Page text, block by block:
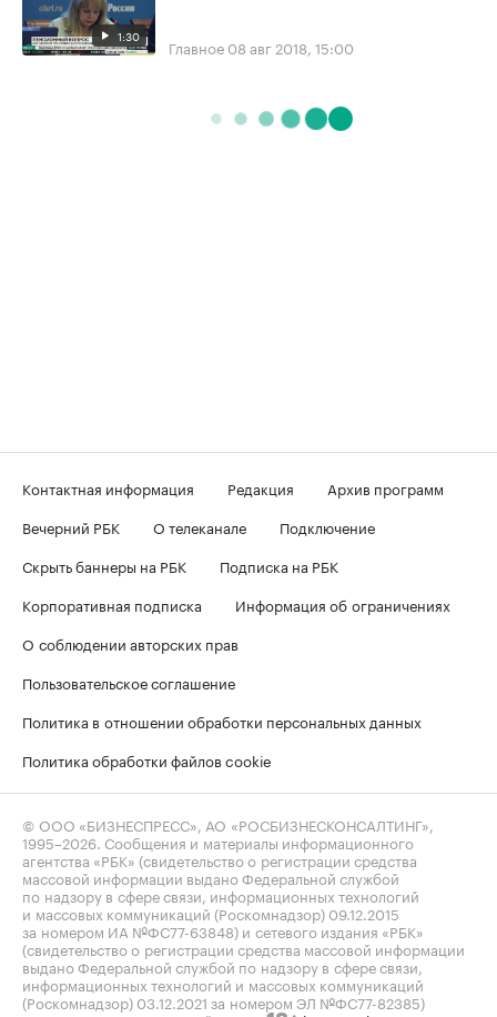
1:30 Главное 08 авг 2018, 15:00
Контактная информация Редакция
Архив программ
Вечерний РБК
О телеканале
Подключение
Скрыть баннеры на РБК
Подписка на РБК
Корпоративная подписка
Информация об ограничениях
О соблюдении авторских прав
Пользовательское соглашение
Политика в отношении обработки персональных данных
Политика обработки файлов cookie
© ООО «БИЗНЕСПРЕСС», АО «РОСБИЗНЕСКОНСАЛТИНГ»,
1995–2026. Сообщения и материалы информационного
агентства «РБК» (свидетельство о регистрации средства
массовой информации выдано Федеральной службой
по надзору в сфере связи, информационных технологий
и массовых коммуникаций (Роскомнадзор) 09.12.2015
за номером ИА №ФС77-63848) и сетевого издания «РБК»
(свидетельство о регистрации средства массовой информации
выдано Федеральной службой по надзору в сфере связи,
информационных технологий и массовых коммуникаций
(Роскомнадзор) 03.12.2021 за номером ЭЛ №ФС77-82385)